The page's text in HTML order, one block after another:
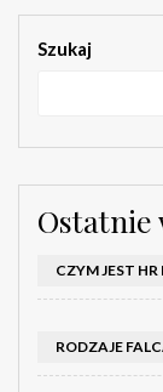
Szukaj
Ostatnie
CZYM JEST